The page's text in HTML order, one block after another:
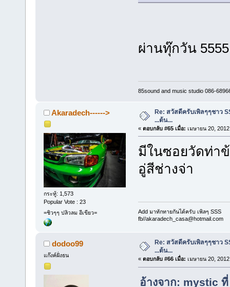
ผ่านทุ๊กวัน 5555
85sound and music studio 086-
Akaradech------>
กระทู้: 1,573
Popular Vote : 23
=ชิวๆๆ ปลิวลม อีเขียว=
Re: สวัสดีครับเพิลๆๆชาว
...ต้น...
« ตอบกลับ #65 เมื่อ: เมษายน 20,
มีในซอยวัดท่า
อู่สีช่างจ่า
Add มาทักทายกันได้ครับ เพิลๆ SSS
fb//akaradech_casa@hotmail.com
dodoo99
แก๊งค์ฝั่งธน
Re: สวัสดีครับเพิลๆๆชาว
...ต้น...
« ตอบกลับ #66 เมื่อ: เมษายน 20,
อ้างจาก: mystic